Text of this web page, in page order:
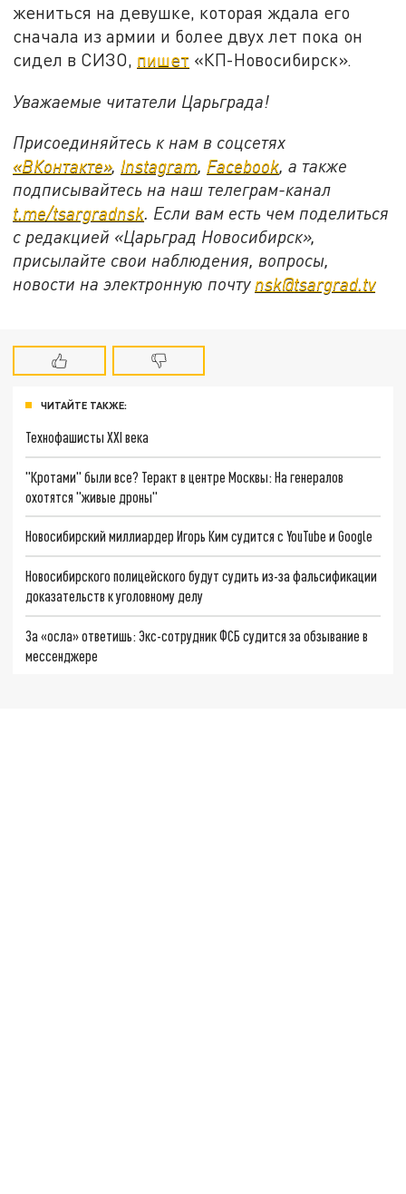
жениться на девушке, которая ждала его
сначала из армии и более двух лет пока он
сидел в СИЗО, пишет «КП-Новосибирск».
Уважаемые читатели Царьграда!
Присоединяйтесь к нам в соцсетях
«ВКонтакте», Instagram, Facebook, а также
подписывайтесь на наш телеграм-канал
t.me/tsargradnsk. Если вам есть чем поделиться
с редакцией «Царьград Новосибирск»,
присылайте свои наблюдения, вопросы,
новости на электронную почту nsk@tsargrad.tv
ЧИТАЙТЕ ТАКЖЕ:
Технофашисты XXI века
"Кротами" были все? Теракт в центре Москвы: На генералов
охотятся "живые дроны"
Новосибирский миллиардер Игорь Ким судится с YouTube и Google
Новосибирского полицейского будут судить из-за фальсификации
доказательств к уголовному делу
За «осла» ответишь: Экс-сотрудник ФСБ судится за обзывание в
мессенджере